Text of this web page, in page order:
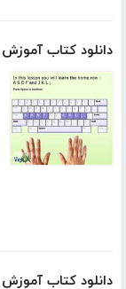
دانلود کتاب
دانلود کتاب